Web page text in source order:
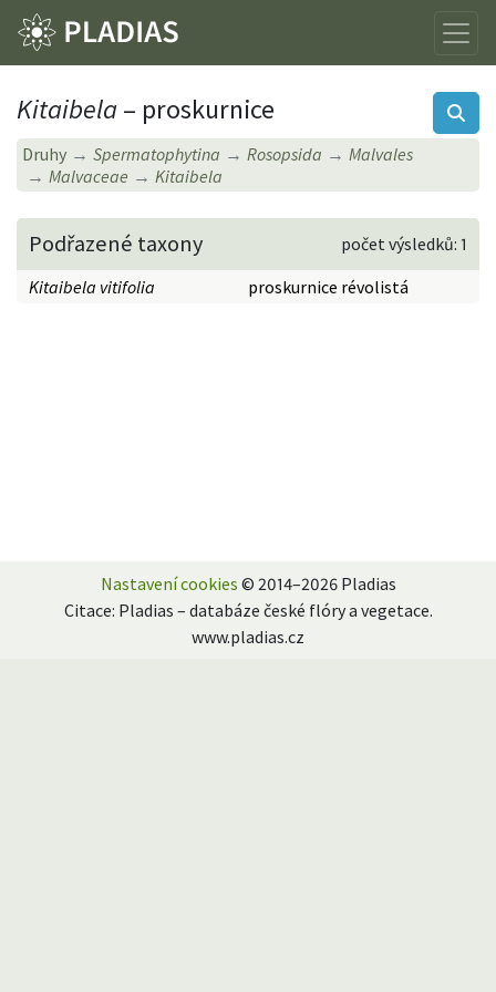
Kitaibela– proskurnice
Druhy Spermatophytina Rosopsida
Malvales
Malvaceae
Kitaibela
Podřazené taxony
počet výsledků: 1
Kitaibela vitifolia
proskurnice révolistá
Nastavení cookies © 2014–2026 Pladias
Citace: Pladias – databáze české flóry a vegetace.
www.pladias.cz